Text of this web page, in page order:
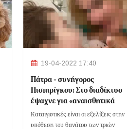
19-04-2022 17:40
Πάτρα - συνήγορος
Πισπιρίγκου: Στο διαδίκτυο
έψαχνε για «αναισθητικά
φάρμακα», όχι για
«θανατηφόρες ουσίες»
Καταιγιστικές είναι οι εξελίξεις στην
υπόθεση του θανάτου των τριών